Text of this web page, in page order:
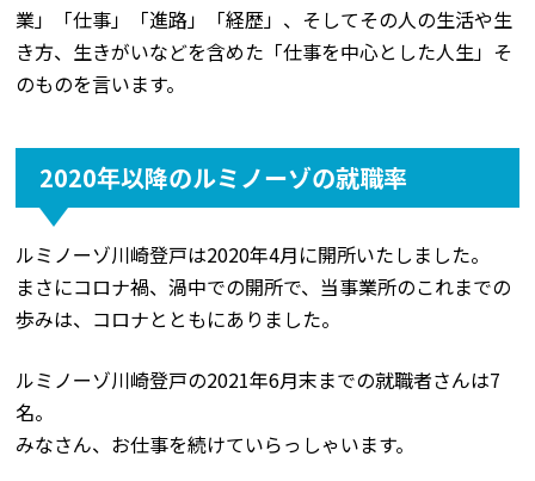
業」「仕事」「進路」「経歴」、そしてその人の生活や生
き方、生きがいなどを含めた「仕事を中心とした人生」そ
のものを言います。
2020年以降のルミノーゾの就職率
ルミノーゾ川崎登戸は2020年4月に開所いたしました。
まさにコロナ禍、渦中での開所で、当事業所のこれまでの
歩みは、コロナとともにありました。
ルミノーゾ川崎登戸の2021年6月末までの就職者さんは7
名。
みなさん、お仕事を続けていらっしゃいます。